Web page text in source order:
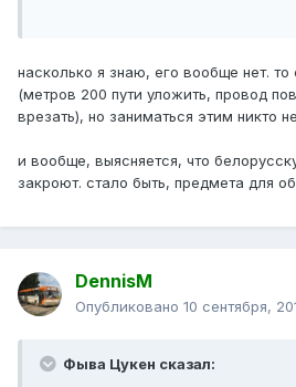
насколько я знаю, его вообще нет.
(метров 200 пути уложить, провод
врезать), но заниматься этим никто
и вообще, выясняется, что
закроют. стало быть, предмета для
DennisM
Опубликовано 10 сентября,
Фыва Цукен сказал: